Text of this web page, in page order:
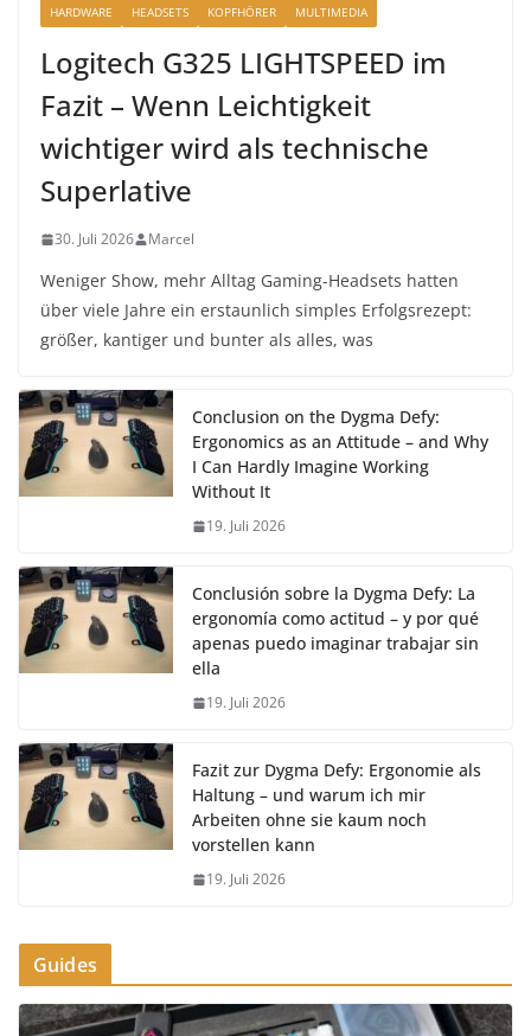
HARDWARE HEADSETS KOPFHÖRER MULTIMEDIA
Logitech G325 LIGHTSPEED im
Fazit – Wenn Leichtigkeit
wichtiger wird als technische
Superlative
30. Juli 2026 Marcel
Weniger Show, mehr Alltag Gaming-Headsets hatten
über viele Jahre ein erstaunlich simples Erfolgsrezept:
größer, kantiger und bunter als alles, was
Conclusion on the Dygma Defy:
Ergonomics as an Attitude – and Why
I Can Hardly Imagine Working
Without It
19. Juli 2026
Conclusión sobre la Dygma Defy: La
ergonomía como actitud – y por qué
apenas puedo imaginar trabajar sin
ella
19. Juli 2026
Fazit zur Dygma Defy: Ergonomie als
Haltung – und warum ich mir
Arbeiten ohne sie kaum noch
vorstellen kann
19. Juli 2026
Guides